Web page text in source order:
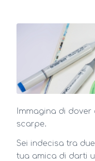
Immagina di dover
scarpe.
Sei indecisa tra
tua amica di darti